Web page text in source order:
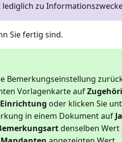
zu
Sie fertig sind.
Bemerkungseinstellung
Vorlagenkarte auf
oder klicken Sie
in einem Dokument auf Ja
denselben Wert